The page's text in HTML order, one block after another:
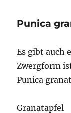
Punica
Es gibt auch
Zwergform
Punica
Granatapfel